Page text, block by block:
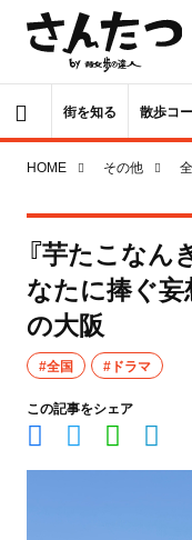
街を知る 散歩コ
HOME その他
『芋たこなん
なたに捧ぐ妄
の大阪
#全国 #ドラマ
この記事をシェア